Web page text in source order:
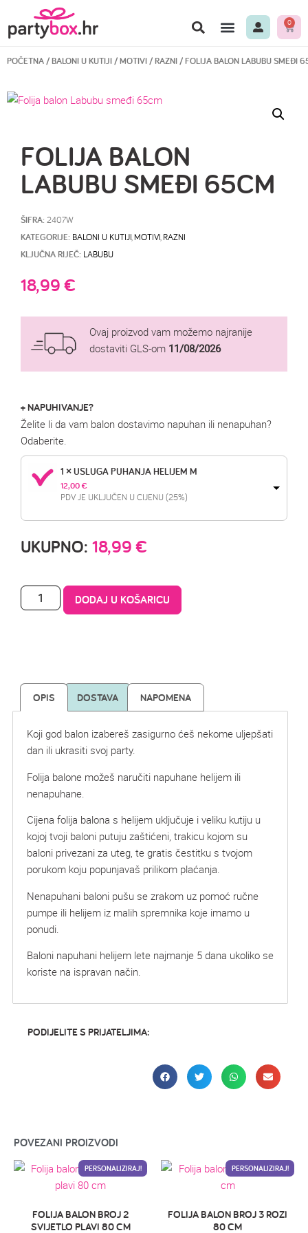
0
POČETNA/BALONI U KUTIJI/MOTIVI/RAZNI/ FOLIJA BALON LABUBU SMEĐI
FOLIJA BALON
LABUBU SMEĐI 65CM
ŠIFRA: 2407W
KATEGORIJE: BALONI U KUTIJI MOTIVI RAZNI
KLJUČNA RIJEČ: LABUBU
18,99€
Ovaj proizvod vam možemo najranije
dostaviti GLS-om 11/08/2026
+ NAPUHIVANJE?
Želite li da vam balon dostavimo napuhan ili nenapuhan?
Odaberite.
1 × USLUGA PUHANJA HELIJEM M
12,00 €
PDV JE UKLJUČEN U CIJENU (25%)
UKUPNO: 18,99€
DODAJ U KOŠARICU
OPIS DOSTAVA NAPOMENA
Koji god balon izabereš zasigurno ćeš nekome uljepšati
dan ili ukrasiti svoj party.
Folija balone možeš naručiti napuhane helijem ili
nenapuhane.
Cijena folija balona s helijem uključuje i veliku kutiju u
kojoj tvoji baloni putuju zaštićeni, trakicu kojom su
baloni privezani za uteg, te gratis čestitku s tvojom
porukom koju popunjavaš prilikom plaćanja.
Nenapuhani baloni pušu se zrakom uz pomoć ručne
pumpe ili helijem iz malih spremnika koje imamo u
ponudi.
Baloni napuhani helijem lete najmanje 5 dana ukoliko se
koriste na ispravan način.
PODIJELITE S PRIJATELJIMA:
POVEZANI PROIZVODI
PERSONALIZIRAJ!
FOLIJA BALON BROJ 2
SVIJETLO PLAVI 80 CM
PERSONALIZIRAJ!
FOLIJA BALON BROJ 3 ROZI
80 CM